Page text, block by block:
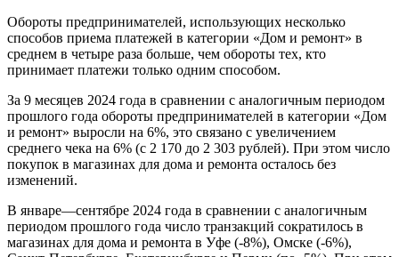
Обороты предпринимателей, использующих несколько
способов приема платежей в категории «Дом и ремонт» в
среднем в четыре раза больше, чем обороты тех, кто
принимает платежи только одним способом.
За 9 месяцев 2024 года в сравнении с аналогичным периодом
прошлого года обороты предпринимателей в категории «Дом
и ремонт» выросли на 6%, это связано с увеличением
среднего чека на 6% (с 2 170 до 2 303 рублей). При этом число
покупок в магазинах для дома и ремонта осталось без
изменений.
В январе—сентябре 2024 года в сравнении с аналогичным
периодом прошлого года число транзакций сократилось в
магазинах для дома и ремонта в Уфе (-8%), Омске (-6%),